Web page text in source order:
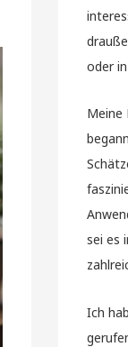
oder
Meine
sei es
Ich